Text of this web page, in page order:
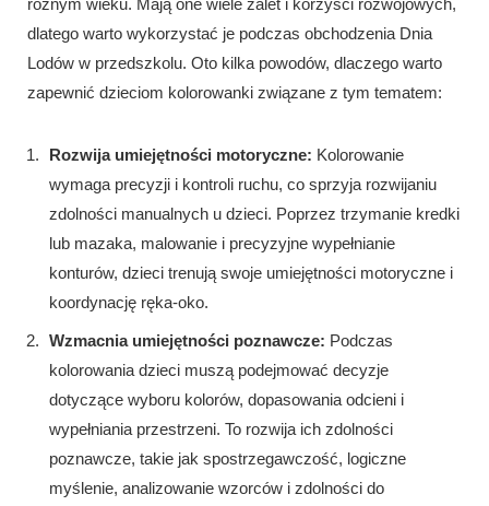
różnym wieku. Mają one wiele zalet i korzyści rozwojowych,
dlatego warto wykorzystać je podczas obchodzenia Dnia
Lodów w przedszkolu. Oto kilka powodów, dlaczego warto
zapewnić dzieciom kolorowanki związane z tym tematem:
Rozwija umiejętności motoryczne: Kolorowanie
wymaga precyzji i kontroli ruchu, co sprzyja rozwijaniu
zdolności manualnych u dzieci. Poprzez trzymanie kredki
lub mazaka, malowanie i precyzyjne wypełnianie
konturów, dzieci trenują swoje umiejętności motoryczne i
koordynację ręka-oko.
Wzmacnia umiejętności poznawcze: Podczas
kolorowania dzieci muszą podejmować decyzje
dotyczące wyboru kolorów, dopasowania odcieni i
wypełniania przestrzeni. To rozwija ich zdolności
poznawcze, takie jak spostrzegawczość, logiczne
myślenie, analizowanie wzorców i zdolności do